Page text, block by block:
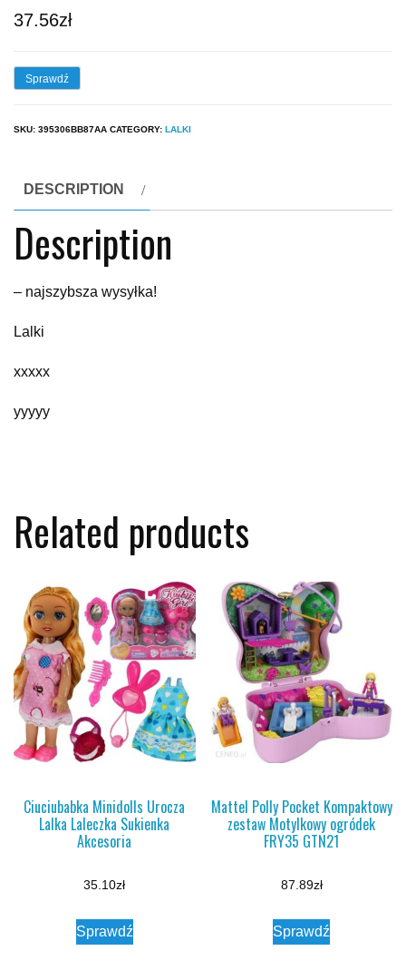
37.56zł
Sprawdź
SKU: 395306BB87AA CATEGORY: LALKI
DESCRIPTION
Description
– najszybsza wysyłka!
Lalki
xxxxx
yyyyy
Related products
Ciuciubabka Minidolls Urocza
Lalka Laleczka Sukienka
Akcesoria
35.10zł
Sprawdź
Mattel Polly Pocket Kompaktowy
zestaw Motylkowy ogródek
FRY35 GTN21
87.89zł
Sprawdź